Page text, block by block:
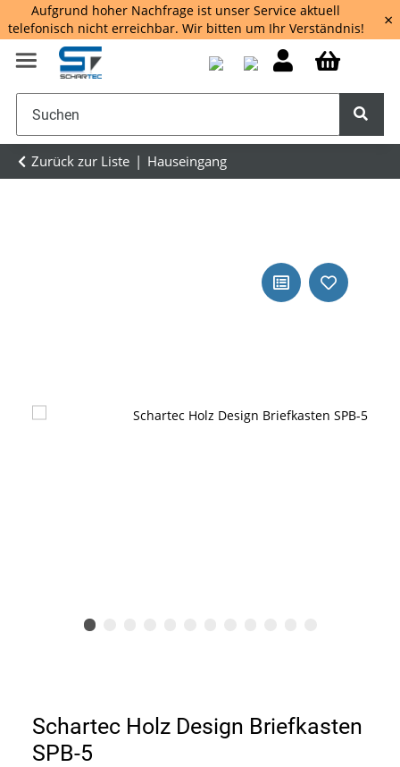
Aufgrund hoher Nachfrage ist unser Service aktuell
telefonisch nicht erreichbar. Wir bitten um Ihr Verständnis!
×
Zurück zur Liste Hauseingang
Schartec Holz Design Briefkasten
SPB-5